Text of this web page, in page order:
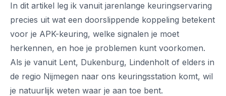
In dit artikel leg ik vanuit jarenlange keuringservaring
precies uit wat een doorslippende koppeling betekent
voor je APK-keuring, welke signalen je moet
herkennen, en hoe je problemen kunt voorkomen.
Als je vanuit Lent, Dukenburg, Lindenholt of elders in
de regio Nijmegen naar ons keuringsstation komt, wil
je natuurlijk weten waar je aan toe bent.